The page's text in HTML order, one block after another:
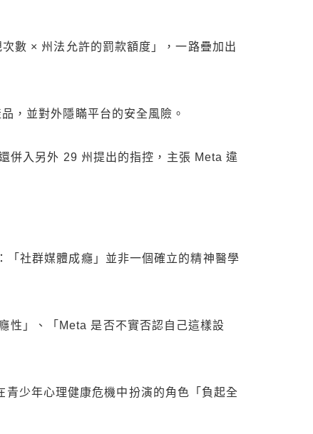
數 × 州法允許的罰款額度」，一路疊加出
，並對外隱瞞平台的安全風險。
併入另外 29 州提出的指控，主張 Meta 違
社群媒體成癮」並非一個確立的精神醫學
性」、「Meta 是否不實否認自己這樣設
少年心理健康危機中扮演的角色「負起全